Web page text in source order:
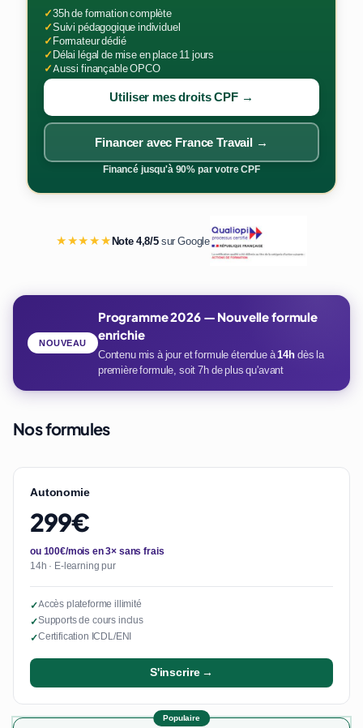
✓35h de formation complète
✓Suivi pédagogique individuel
✓Formateur dédié
✓Délai légal de mise en place 11 jours
✓Aussi finançable OPCO
Utiliser mes droits CPF →
Financer avec France Travail →
Financé jusqu'à 90% par votre CPF
★★★★★Note 4,8/5sur Google
Programme 2026 — Nouvelle formule
enrichie
Contenu mis à jour et formule étendue à14hdès la
première formule, soit 7h de plus qu'avant
NOUVEAU
Nos formules
Autonomie
299€
ou 100€/mois en 3× sans frais
14h · E-learning pur
✓Accès plateforme illimité
✓Supports de cours inclus
✓Certification ICDL/ENI
S'inscrire →
Populaire